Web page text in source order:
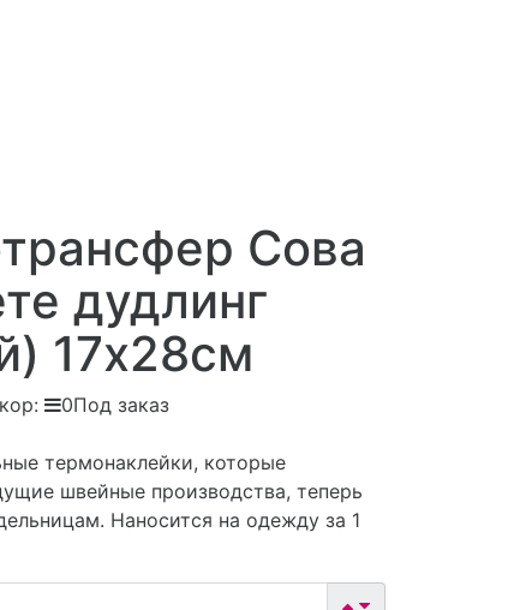
Сова
дудлинг
17х28см
0Под заказ
термонаклейки, которые
швейные производства, теперь
Наносится на одежду за 1